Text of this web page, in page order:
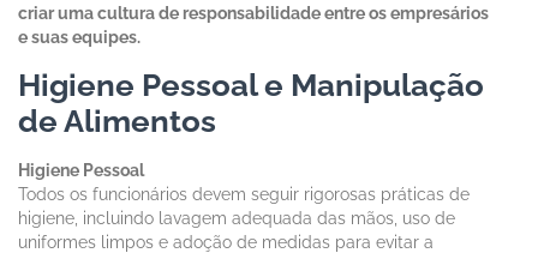
criar uma cultura de responsabilidade entre os empresários
e suas equipes.
Higiene Pessoal e Manipulação
de Alimentos
Higiene Pessoal
Todos os funcionários devem seguir rigorosas práticas de
higiene, incluindo lavagem adequada das mãos, uso de
uniformes limpos e adoção de medidas para evitar a